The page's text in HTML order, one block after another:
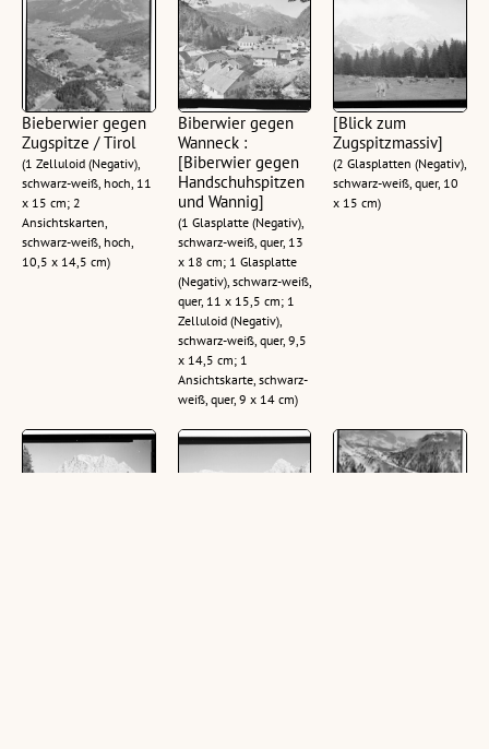
Bieberwier gegen
Zugspitze / Tirol
(1 Zelluloid (Negativ),
schwarz-weiß, hoch, 11
x 15 cm; 2
Ansichtskarten,
schwarz-weiß, hoch,
10,5 x 14,5 cm)
Biberwier gegen
Wanneck :
[Biberwier gegen
Handschuhspitzen
und Wannig]
(1 Glasplatte (Negativ),
schwarz-weiß, quer, 13
x 18 cm; 1 Glasplatte
(Negativ), schwarz-weiß,
quer, 11 x 15,5 cm; 1
Zelluloid (Negativ),
schwarz-weiß, quer, 9,5
x 14,5 cm; 1
Ansichtskarte, schwarz-
weiß, quer, 9 x 14 cm)
[Blick zum
Zugspitzmassiv]
(2 Glasplatten (Negativ),
schwarz-weiß, quer, 10
x 15 cm)